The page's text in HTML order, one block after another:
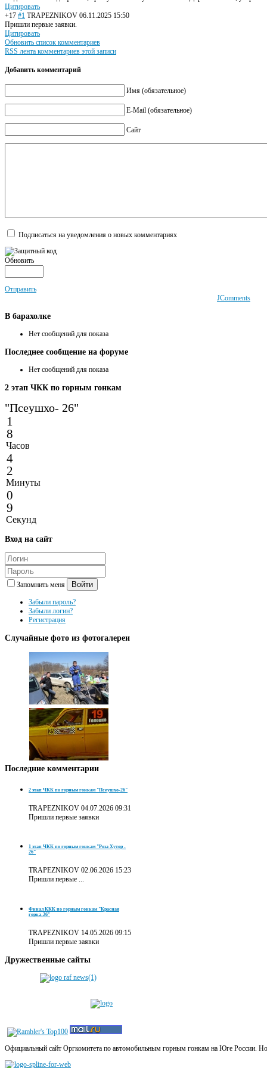
Цитировать
+17 #1 TRAPEZNIKOV 06.11.2025 15:50
Пришли первые заявки.
Цитировать
Обновить список комментариев
RSS лента комментариев этой записи
Добавить комментарий
Имя (обязательное)
E-Mail (обязательное)
Сайт
Подписаться на уведомления о новых комментариях
Обновить
Отправить
JComments
В барахолке
Нет сообщений для показа
Последнее сообщение на форуме
Нет сообщений для показа
2 этап ЧКК по горным гонкам
"Псеушхо- 26"
1
8
Часов
4
2
Минуты
0
9
Секунд
Вход на сайт
Запомнить меня Войти
Забыли пароль?
Забыли логин?
Регистрация
Случайные фото из фотогалереи
Последние комментарии
2 этап ЧКК по горным гонкам "Псеушхо-26"
TRAPEZNIKOV 04.07.2026 09:31
Пришли первые заявки
1 этап ЧКК по горным гонкам "Роза Хутор -
26"
TRAPEZNIKOV 02.06.2026 15:23
Пришли первые ...
Финал ККК по горным гонкам "Красная
горка-26"
TRAPEZNIKOV 14.05.2026 09:15
Пришли первые заявки
Дружественные сайты
Официальный сайт Оргкомитета по автомобильным горным гонкам на Юге России.